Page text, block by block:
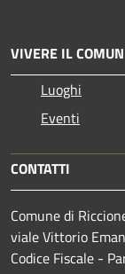
VIVERE IL
Luoghi
Eventi
CONTATTI
Comune di
viale Vittorio
Codice Fiscale -